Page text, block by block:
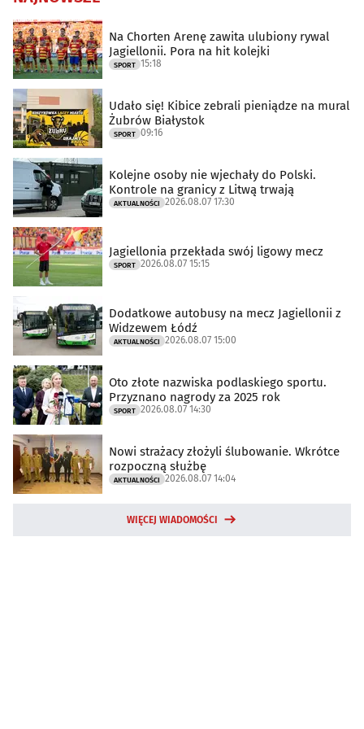
Na Chorten Arenę zawita ulubiony rywal
Jagiellonii. Pora na hit kolejki
SPORT 15:18
Udało się! Kibice zebrali pieniądze na mural
Żubrów Białystok
SPORT 09:16
Kolejne osoby nie wjechały do Polski.
Kontrole na granicy z Litwą trwają
AKTUALNOŚCI 2026.08.07 17:30
Jagiellonia przekłada swój ligowy mecz
SPORT 2026.08.07 15:15
Dodatkowe autobusy na mecz Jagiellonii z
Widzewem Łódź
AKTUALNOŚCI 2026.08.07 15:00
Oto złote nazwiska podlaskiego sportu.
Przyznano nagrody za 2025 rok
SPORT 2026.08.07 14:30
Nowi strażacy złożyli ślubowanie. Wkrótce
rozpoczną służbę
AKTUALNOŚCI 2026.08.07 14:04
WIĘCEJ WIADOMOŚCI